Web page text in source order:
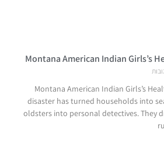
Montana American Indian Girls’s
Montana American Indian Girls’s
disaster has turned households into
oldsters into personal detectives. They